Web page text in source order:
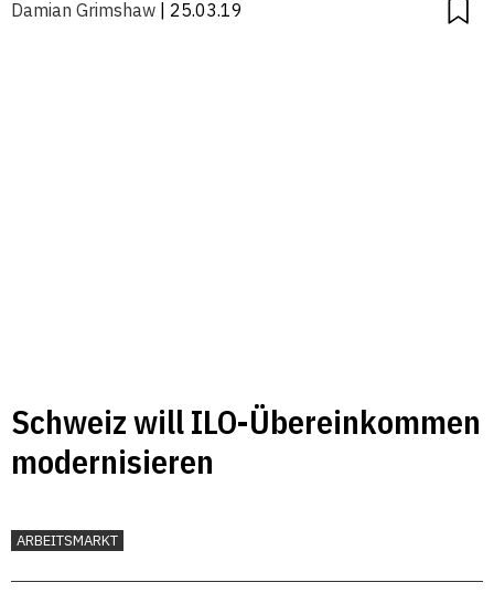
Damian Grimshaw | 25.03.19
Schweiz will ILO-Übereinkommen
modernisieren
ARBEITSMARKT